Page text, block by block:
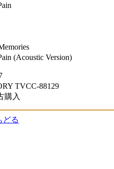
(Acoustic Version)
TVCC-88129
購入
どる